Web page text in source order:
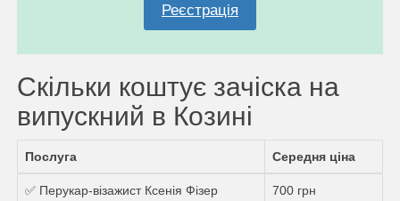
Реєстрація
Скільки коштує зачіска на
випускний в Козині
Послуга Середня ціна
✅ Перукар-візажист Ксенія Фізер 700 грн